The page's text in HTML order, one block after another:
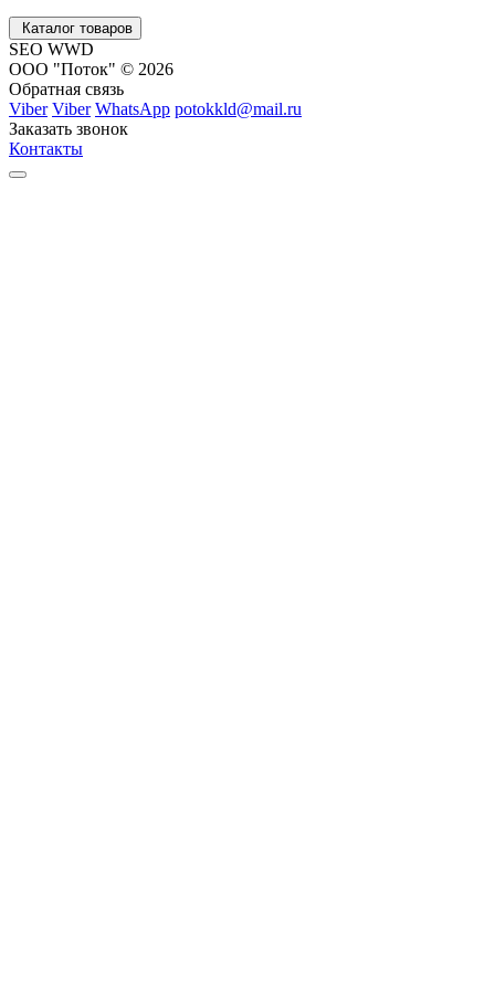
Каталог товаров
SEO WWD
ООО "Поток" © 2026
Обратная связь
Viber Viber WhatsApp potokkld@mail.ru
Заказать звонок
Контакты